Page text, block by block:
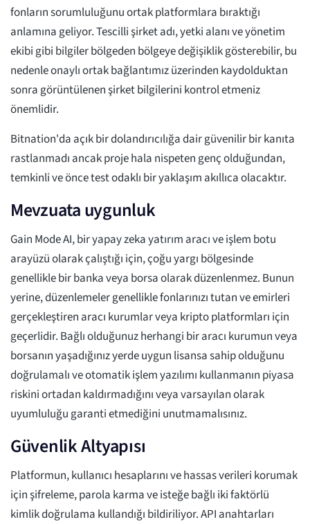
fonların sorumluluğunu ortak platformlara bıraktığı
anlamına geliyor. Tescilli şirket adı, yetki alanı ve yönetim
ekibi gibi bilgiler bölgeden bölgeye değişiklik gösterebilir, bu
nedenle onaylı ortak bağlantımız üzerinden kaydolduktan
sonra görüntülenen şirket bilgilerini kontrol etmeniz
önemlidir.
Bitnation'da açık bir dolandırıcılığa dair güvenilir bir kanıta
rastlanmadı ancak proje hala nispeten genç olduğundan,
temkinli ve önce test odaklı bir yaklaşım akıllıca olacaktır.
Mevzuata uygunluk
Gain Mode AI, bir yapay zeka yatırım aracı ve işlem botu
arayüzü olarak çalıştığı için, çoğu yargı bölgesinde
genellikle bir banka veya borsa olarak düzenlenmez. Bunun
yerine, düzenlemeler genellikle fonlarınızı tutan ve emirleri
gerçekleştiren aracı kurumlar veya kripto platformları için
geçerlidir. Bağlı olduğunuz herhangi bir aracı kurumun veya
borsanın yaşadığınız yerde uygun lisansa sahip olduğunu
doğrulamalı ve otomatik işlem yazılımı kullanmanın piyasa
riskini ortadan kaldırmadığını veya varsayılan olarak
uyumluluğu garanti etmediğini unutmamalısınız.
Güvenlik Altyapısı
Platformun, kullanıcı hesaplarını ve hassas verileri korumak
için şifreleme, parola karma ve isteğe bağlı iki faktörlü
kimlik doğrulama kullandığı bildiriliyor. API anahtarları